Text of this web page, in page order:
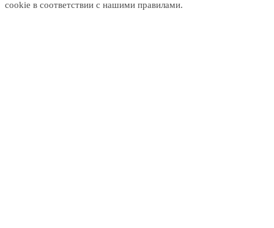
cookie в соответствии с нашими правилами.